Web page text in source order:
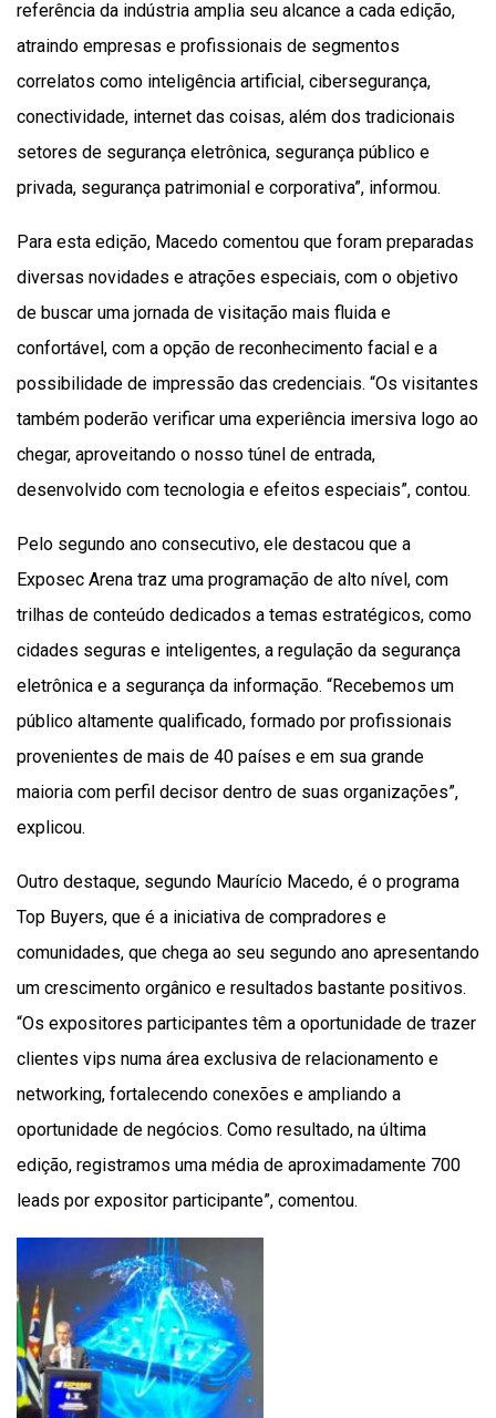
referência da indústria amplia seu alcance a cada edição,
atraindo empresas e profissionais de segmentos
correlatos como inteligência artificial, cibersegurança,
conectividade, internet das coisas, além dos tradicionais
setores de segurança eletrônica, segurança público e
privada, segurança patrimonial e corporativa”, informou.
Para esta edição, Macedo comentou que foram preparadas
diversas novidades e atrações especiais, com o objetivo
de buscar uma jornada de visitação mais fluida e
confortável, com a opção de reconhecimento facial e a
possibilidade de impressão das credenciais. “Os visitantes
também poderão verificar uma experiência imersiva logo ao
chegar, aproveitando o nosso túnel de entrada,
desenvolvido com tecnologia e efeitos especiais”, contou.
Pelo segundo ano consecutivo, ele destacou que a
Exposec Arena traz uma programação de alto nível, com
trilhas de conteúdo dedicados a temas estratégicos, como
cidades seguras e inteligentes, a regulação da segurança
eletrônica e a segurança da informação. “Recebemos um
público altamente qualificado, formado por profissionais
provenientes de mais de 40 países e em sua grande
maioria com perfil decisor dentro de suas organizações”,
explicou.
Outro destaque, segundo Maurício Macedo, é o programa
Top Buyers, que é a iniciativa de compradores e
comunidades, que chega ao seu segundo ano apresentando
um crescimento orgânico e resultados bastante positivos.
“Os expositores participantes têm a oportunidade de trazer
clientes vips numa área exclusiva de relacionamento e
networking, fortalecendo conexões e ampliando a
oportunidade de negócios. Como resultado, na última
edição, registramos uma média de aproximadamente 700
leads por expositor participante”, comentou.